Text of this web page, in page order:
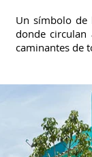
Un símbolo de
donde
caminantes de